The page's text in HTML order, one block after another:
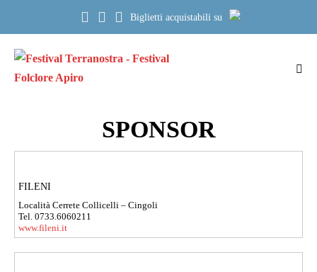
contenuto
Biglietti acquistabili su
SPONSOR
FILENI
Località Cerrete Collicelli – Cingoli
Tel. 0733.6060211
www.fileni.it